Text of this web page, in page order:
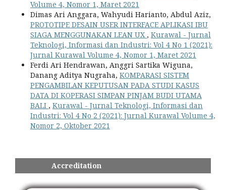
Volume 4, Nomor 1, Maret 2021
Dimas Ari Anggara, Wahyudi Harianto, Abdul Aziz,
PROTOTIPE DESAIN USER INTERFACE APLIKASI IBU
SIAGA MENGGUNAKAN LEAN UX , Kurawal - Jurnal
Teknologi, Informasi dan Industri: Vol 4 No 1 (2021):
Jurnal Kurawal Volume 4, Nomor 1, Maret 2021
Ferdi Ari Hendrawan, Anggri Sartika Wiguna,
Danang Aditya Nugraha, KOMPARASI SISTEM
PENGAMBILAN KEPUTUSAN PADA STUDI KASUS
DATA DI KOPERASI SIMPAN PINJAM BUDI UTAMA
BALI , Kurawal - Jurnal Teknologi, Informasi dan
Industri: Vol 4 No 2 (2021): Jurnal Kurawal Volume 4,
Nomor 2, Oktober 2021
Accreditation